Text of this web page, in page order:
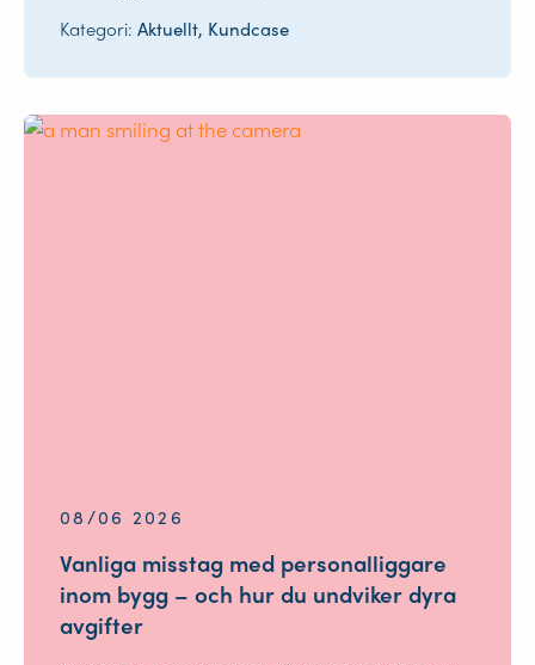
Kategori:Aktuellt, Kundcase
08/06 2026
Vanliga misstag med personalliggare
inom bygg – och hur du undviker dyra
avgifter